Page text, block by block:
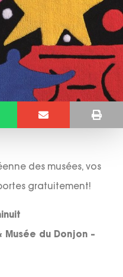
des musées, vos
gratuitement!
Musée du Donjon –